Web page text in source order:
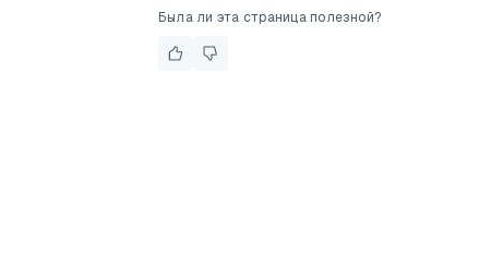
Была ли эта страница полезной?